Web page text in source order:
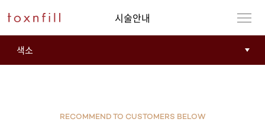
시술안내
RECOMMEND TO CUSTOMERS BELOW